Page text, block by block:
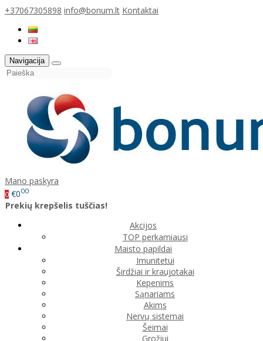
+37067305898 info@bonum.lt Kontaktai
Navigacija
Mano paskyra
0 €000
Prekių krepšelis tuščias!
Akcijos
TOP perkamiausi
Maisto papildai
Imunitetui
Širdžiai ir kraujotakai
Kepenims
Sąnariams
Akims
Nervų sistemai
Šeimai
Grožiui